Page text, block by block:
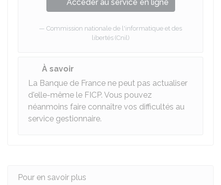
Accéder au service en ligne
Commission nationale de l'informatique et des
libertés (Cnil)
À savoir
La Banque de France ne peut pas actualiser
d'elle-même le FICP. Vous pouvez
néanmoins faire connaître vos difficultés au
service gestionnaire.
Pour en savoir plus